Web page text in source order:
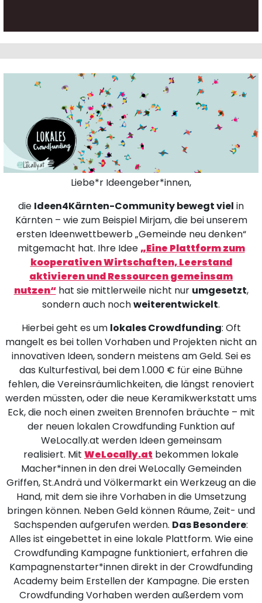
Liebe*r Ideengeber*innen,
die Ideen4Kärnten-Community bewegt viel in
Kärnten – wie zum Beispiel Mirjam, die bei unserem
ersten Ideenwettbewerb „Gemeinde neu denken“
mitgemacht hat. Ihre Idee „Eine Plattform zum
kooperativen Wirtschaften, Leerstand
aktivieren und Ressourcen gemeinsam
nutzen“hat sie mittlerweile nicht nur umgesetzt,
sondern auch nochweiterentwickelt.
Hierbei geht es um lokales Crowdfunding: Oft
mangelt es bei tollen Vorhaben und Projekten nicht an
innovativen Ideen, sondern meistens am Geld. Sei es
das Kulturfestival, bei dem 1.000 € für eine Bühne
fehlen, die Vereinsräumlichkeiten, die längst renoviert
werden müssten, oder die neue Keramikwerkstatt ums
Eck, die noch einen zweiten Brennofen bräuchte – mit
der neuen lokalen Crowdfunding Funktion auf
WeLocally.at werden Ideen gemeinsam
realisiert. Mit WeLocally.at bekommen lokale
Macher*innen in den drei WeLocally Gemeinden
Griffen, St.Andrä und Völkermarkt ein Werkzeug an die
Hand, mit dem sie ihre Vorhaben in die Umsetzung
bringen können. Neben Geld können Räume, Zeit- und
Sachspenden aufgerufen werden. Das Besondere:
Alles ist eingebettet in eine lokale Plattform. Wie eine
Crowdfunding Kampagne funktioniert, erfahren die
Kampagnenstarter*innen direkt in der Crowdfunding
Academy beim Erstellen der Kampagne. Die ersten
Crowdfunding Vorhaben werden außerdem vom